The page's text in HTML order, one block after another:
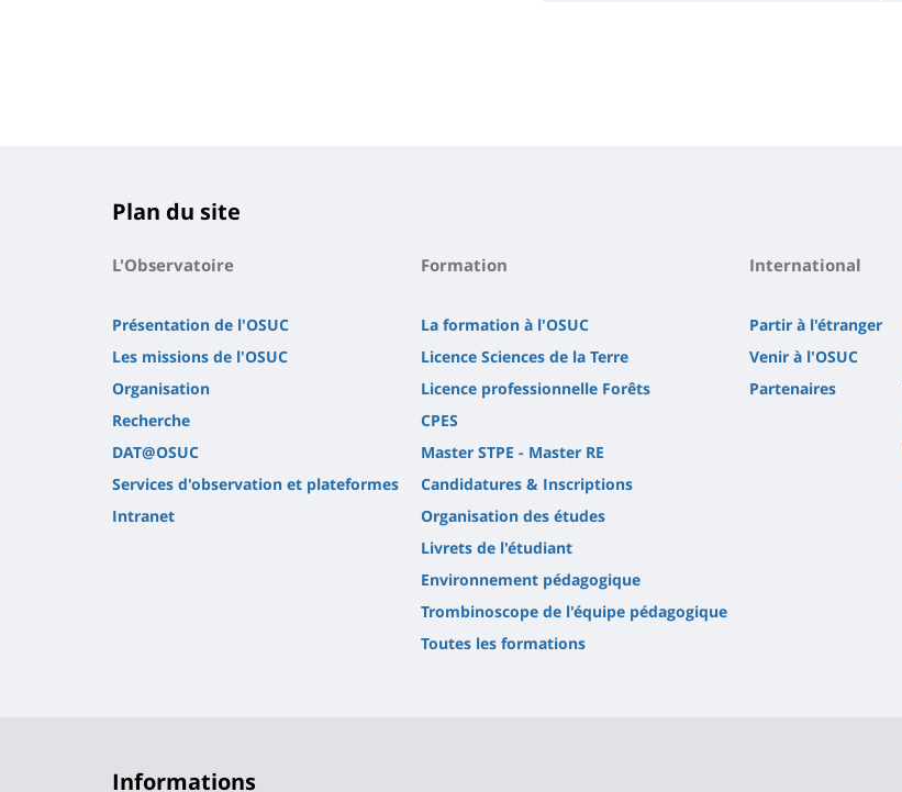
Plan du site
L'Observatoire
Présentation de l'OSUC
Les missions de l'OSUC
Organisation
Recherche
DAT@OSUC
Services d'observation et plateformes
Intranet
Formation
La formation à l'OSUC
Licence Sciences de la Terre
Licence professionnelle Forêts
CPES
Master STPE - Master RE
Candidatures & Inscriptions
Organisation des études
Livrets de l'étudiant
Environnement pédagogique
Trombinoscope de l'équipe pédagogique
Toutes les formations
International
Partir à l'étranger
Venir à l'OSUC
Partenaires
Informations